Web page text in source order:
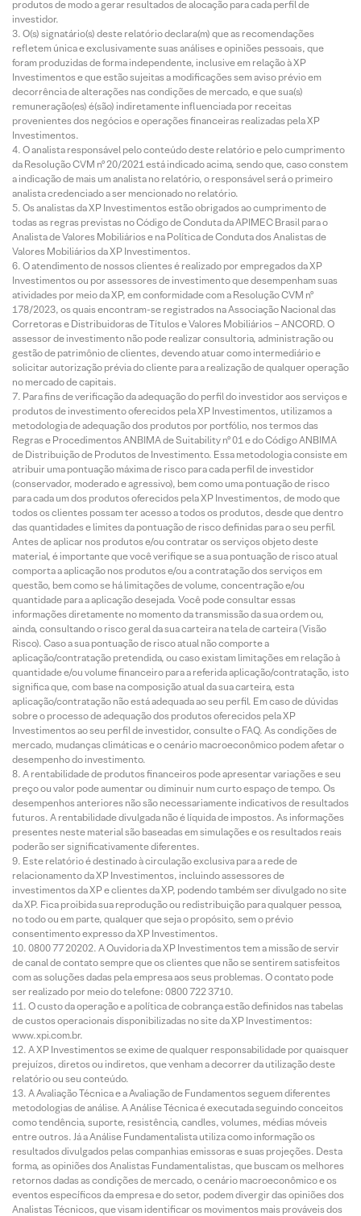
produtos de modo a gerar resultados de alocação para cada perfil de
investidor.
O(s) signatário(s) deste relatório declara(m) que as recomendações
refletem única e exclusivamente suas análises e opiniões pessoais, que
foram produzidas de forma independente, inclusive em relação à XP
Investimentos e que estão sujeitas a modificações sem aviso prévio em
decorrência de alterações nas condições de mercado, e que sua(s)
remuneração(es) é(são) indiretamente influenciada por receitas
provenientes dos negócios e operações financeiras realizadas pela XP
Investimentos.
O analista responsável pelo conteúdo deste relatório e pelo cumprimento
da Resolução CVM nº 20/2021 está indicado acima, sendo que, caso constem
a indicação de mais um analista no relatório, o responsável será o primeiro
analista credenciado a ser mencionado no relatório.
Os analistas da XP Investimentos estão obrigados ao cumprimento de
todas as regras previstas no Código de Conduta da APIMEC Brasil para o
Analista de Valores Mobiliários e na Política de Conduta dos Analistas de
Valores Mobiliários da XP Investimentos.
O atendimento de nossos clientes é realizado por empregados da XP
Investimentos ou por assessores de investimento que desempenham suas
atividades por meio da XP, em conformidade com a Resolução CVM nº
178/2023, os quais encontram-se registrados na Associação Nacional das
Corretoras e Distribuidoras de Títulos e Valores Mobiliários – ANCORD. O
assessor de investimento não pode realizar consultoria, administração ou
gestão de patrimônio de clientes, devendo atuar como intermediário e
solicitar autorização prévia do cliente para a realização de qualquer operação
no mercado de capitais.
Para fins de verificação da adequação do perfil do investidor aos serviços e
produtos de investimento oferecidos pela XP Investimentos, utilizamos a
metodologia de adequação dos produtos por portfólio, nos termos das
Regras e Procedimentos ANBIMA de Suitability nº 01 e do Código ANBIMA
de Distribuição de Produtos de Investimento. Essa metodologia consiste em
atribuir uma pontuação máxima de risco para cada perfil de investidor
(conservador, moderado e agressivo), bem como uma pontuação de risco
para cada um dos produtos oferecidos pela XP Investimentos, de modo que
todos os clientes possam ter acesso a todos os produtos, desde que dentro
das quantidades e limites da pontuação de risco definidas para o seu perfil.
Antes de aplicar nos produtos e/ou contratar os serviços objeto deste
material, é importante que você verifique se a sua pontuação de risco atual
comporta a aplicação nos produtos e/ou a contratação dos serviços em
questão, bem como se há limitações de volume, concentração e/ou
quantidade para a aplicação desejada. Você pode consultar essas
informações diretamente no momento da transmissão da sua ordem ou,
ainda, consultando o risco geral da sua carteira na tela de carteira (Visão
Risco). Caso a sua pontuação de risco atual não comporte a
aplicação/contratação pretendida, ou caso existam limitações em relação à
quantidade e/ou volume financeiro para a referida aplicação/contratação, isto
significa que, com base na composição atual da sua carteira, esta
aplicação/contratação não está adequada ao seu perfil. Em caso de dúvidas
sobre o processo de adequação dos produtos oferecidos pela XP
Investimentos ao seu perfil de investidor, consulte o FAQ. As condições de
mercado, mudanças climáticas e o cenário macroeconômico podem afetar o
desempenho do investimento.
A rentabilidade de produtos financeiros pode apresentar variações e seu
preço ou valor pode aumentar ou diminuir num curto espaço de tempo. Os
desempenhos anteriores não são necessariamente indicativos de resultados
futuros. A rentabilidade divulgada não é líquida de impostos. As informações
presentes neste material são baseadas em simulações e os resultados reais
poderão ser significativamente diferentes.
Este relatório é destinado à circulação exclusiva para a rede de
relacionamento da XP Investimentos, incluindo assessores de
investimentos da XP e clientes da XP, podendo também ser divulgado no site
da XP. Fica proibida sua reprodução ou redistribuição para qualquer pessoa,
no todo ou em parte, qualquer que seja o propósito, sem o prévio
consentimento expresso da XP Investimentos.
0800 77 20202. A Ouvidoria da XP Investimentos tem a missão de servir
de canal de contato sempre que os clientes que não se sentirem satisfeitos
com as soluções dadas pela empresa aos seus problemas. O contato pode
ser realizado por meio do telefone: 0800 722 3710.
O custo da operação e a política de cobrança estão definidos nas tabelas
de custos operacionais disponibilizadas no site da XP Investimentos:
www.xpi.com.br.
A XP Investimentos se exime de qualquer responsabilidade por quaisquer
prejuízos, diretos ou indiretos, que venham a decorrer da utilização deste
relatório ou seu conteúdo.
A Avaliação Técnica e a Avaliação de Fundamentos seguem diferentes
metodologias de análise. A Análise Técnica é executada seguindo conceitos
como tendência, suporte, resistência, candles, volumes, médias móveis
entre outros. Já a Análise Fundamentalista utiliza como informação os
resultados divulgados pelas companhias emissoras e suas projeções. Desta
forma, as opiniões dos Analistas Fundamentalistas, que buscam os melhores
retornos dadas as condições de mercado, o cenário macroeconômico e os
eventos específicos da empresa e do setor, podem divergir das opiniões dos
Analistas Técnicos, que visam identificar os movimentos mais prováveis dos